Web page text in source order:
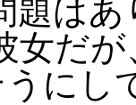
題は
女だ
にし